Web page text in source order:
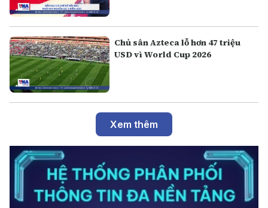
Chủ sân Azteca lỗ hơn 47 triệu
USD vì World Cup 2026
Xem thêm